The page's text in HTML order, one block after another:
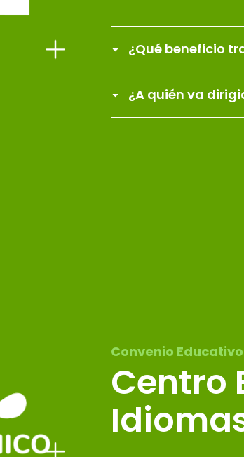
¿Qué beneficio
¿A quién va
Convenio Educativo
Centro